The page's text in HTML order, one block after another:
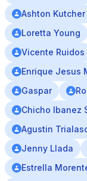
Ashton Kutcher
Loretta Young
Vicente Ruidos
Enrique Jesus
Gaspar
Chicho Ibanez
Agustin
Jenny Llada
Estrella